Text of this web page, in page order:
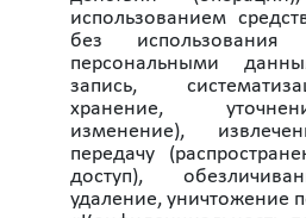
использованием
без
персональными
запись,
хранение,
изменение),
передачу
доступ),
удаление, уничтожение